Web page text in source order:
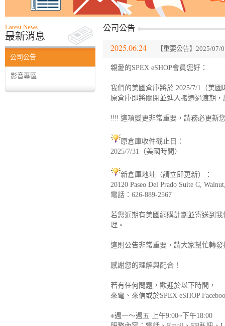
Latest News
最新消息
公司公告
影音專區
公司公告
2025.06.24 【重要公告】2025/07/
親愛的SPEX eSHOP會員您好：
我們的美國倉庫將於 2025/7/1（美
原倉庫即將關閉並進入搬遷過渡期
‼️‼️ 這項變更非常重要，請務必更新
原倉庫收件截止日：
2025/7/31（美國時間）
新倉庫地址（請立即更新）：
20120 Paseo Del Prado Suite C,
電話：626-889-2567
若您近期有美國網購計劃並寄送到
理。
這則公告非常重要，請大家幫忙轉
感謝您的理解與配合！
若有任何問題，歡迎於以下時間，
來電、來信或於SPEX eSHOP
※週一～週五 上午9:00~下午18:00